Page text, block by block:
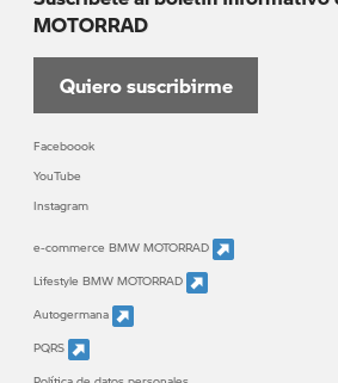
MOTORRAD
Quiero suscribirme
Faceboook
YouTube
Instagram
e-commerce BMW MOTORRAD
Lifestyle BMW MOTORRAD
Autogermana
PQRS